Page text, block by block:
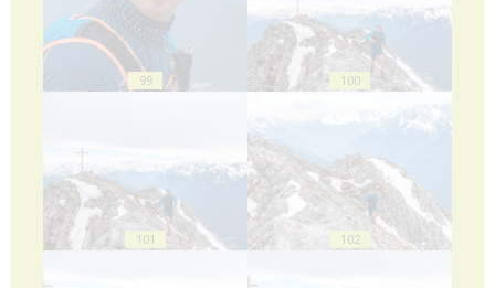
99 100
101 102